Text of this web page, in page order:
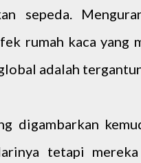
sepeda.
rumah kaca yang
adalah
digambarkan
tetapi